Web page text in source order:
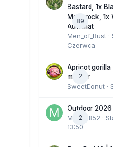
89
Bastard, 1x
Moonrock, 1x
Automat
Men_of_Rust
Czerwca
2
Apricot gorilla
marker
SweetDonut ·
2
Outdoor 2026
Marcel852 ·
13:50